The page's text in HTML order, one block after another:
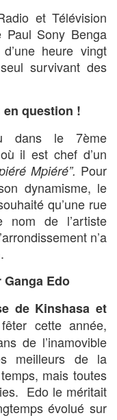
et Télévision
Paul Sony Benga
heure vingt
survivant des
en question !
dans le 7ème
il est chef d’un
Mpiéré”. Pour
dynamisme, le
qu’une rue
nom de l’artiste
n’a
Edo
de Kinshasa et
cette année,
de l’inamovible
meilleurs de la
mais toutes
Edo le méritait
évolué sur